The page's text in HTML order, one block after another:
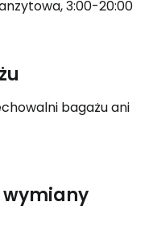
3:00-20:00
bagażu ani